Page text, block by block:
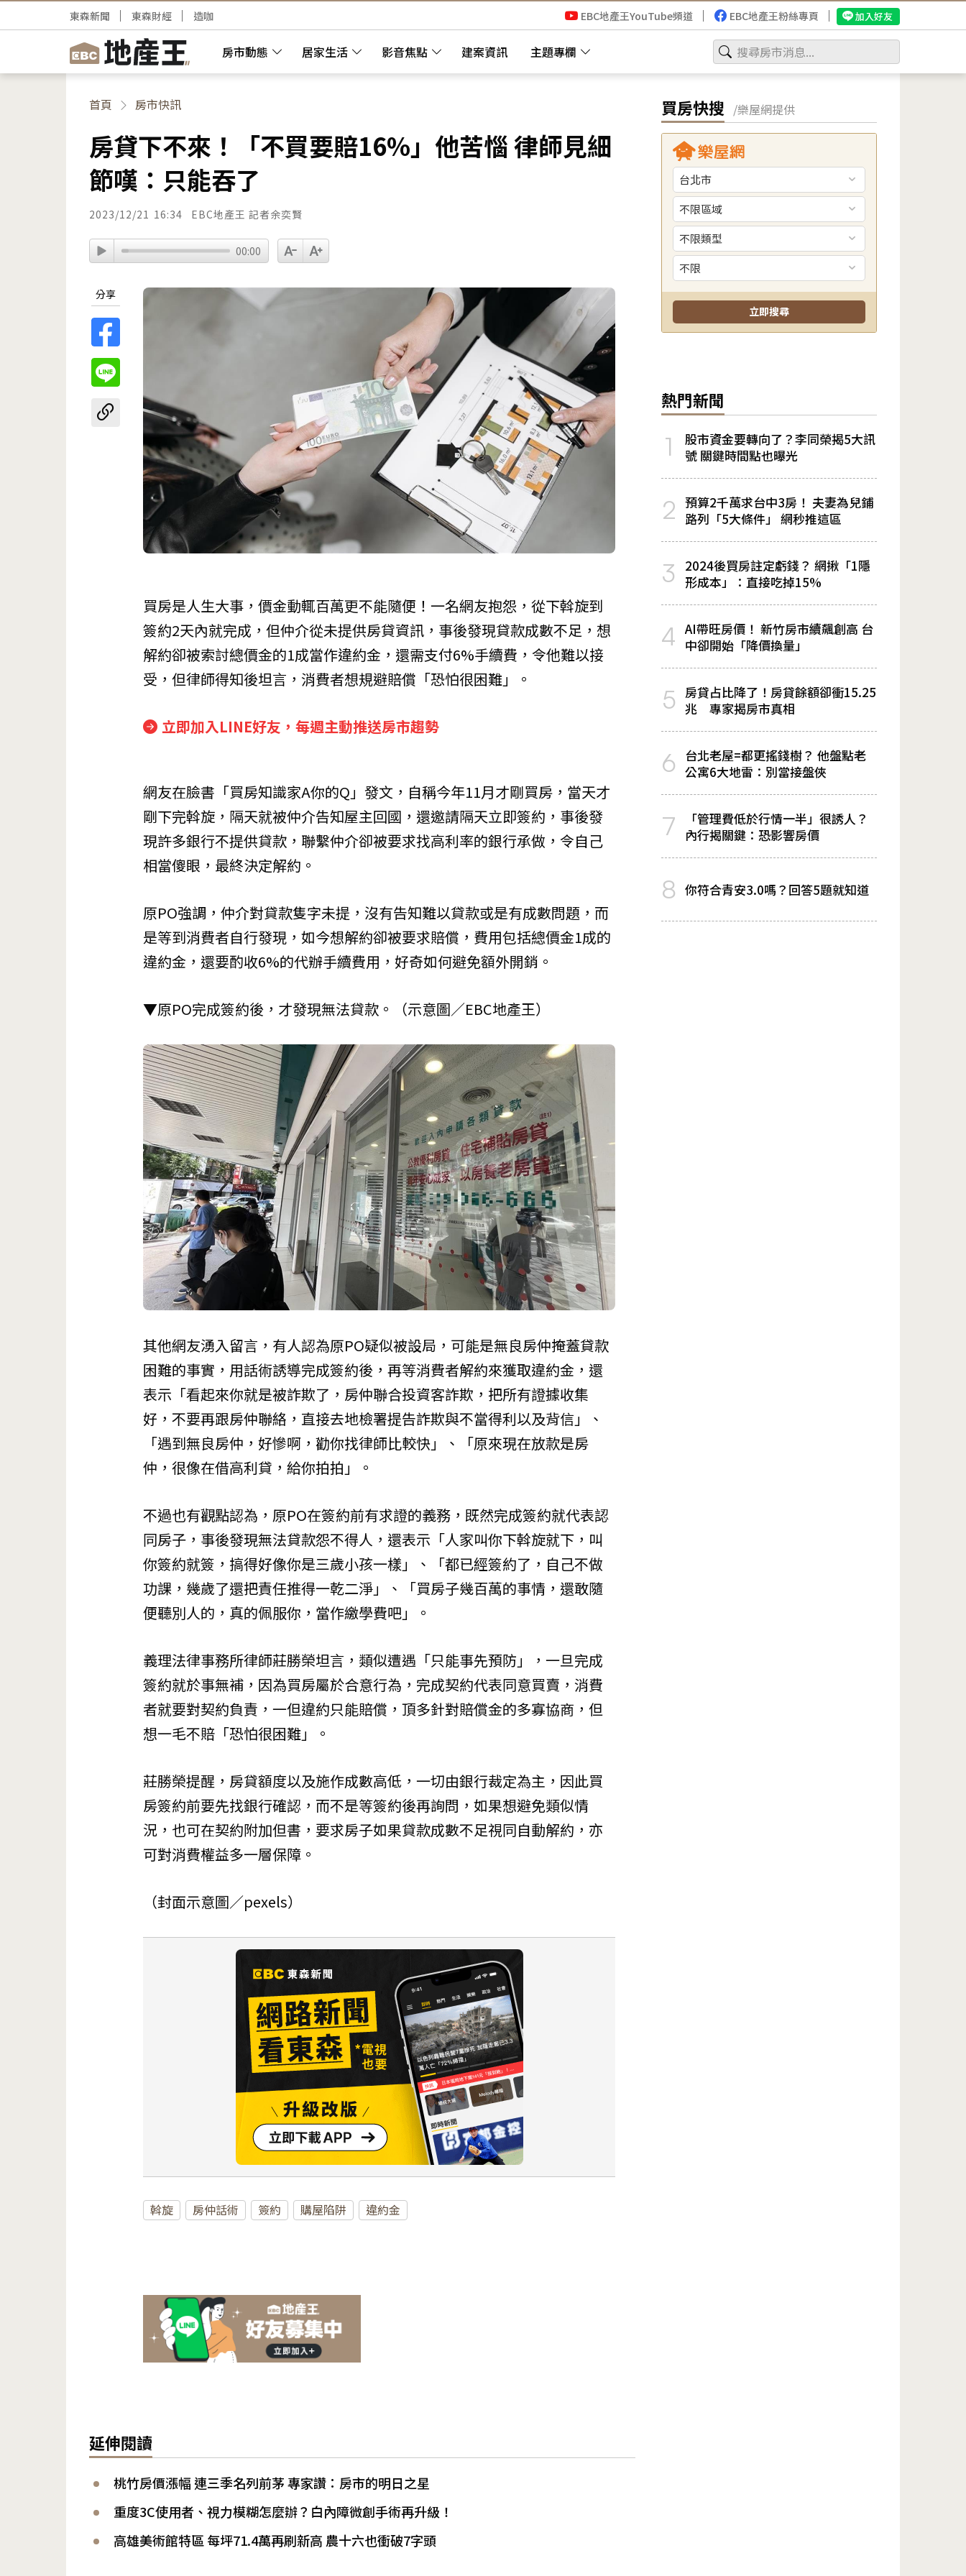
房市動態 居家生活 影音焦點 建案資訊 主題專欄
東森新聞 東森財經 造咖 EBC地產王YouTube頻道 EBC地產王粉絲專頁 加入好友
首頁 房市快訊
房貸下不來！「不買要賠16%」他苦惱 律師見細
節嘆：只能吞了
2023/12/21 16:34 EBC地產王 記者余奕賢
00:00
分享
買房是人生大事，價金動輒百萬更不能隨便！一名網友抱怨，從下斡旋到
簽約2天內就完成，但仲介從未提供房貸資訊，事後發現貸款成數不足，想
解約卻被索討總價金的1成當作違約金，還需支付6%手續費，令他難以接
受，但律師得知後坦言，消費者想規避賠償「恐怕很困難」。
立即加入LINE好友，每週主動推送房市趨勢
網友在臉書「買房知識家A你的Q」發文，自稱今年11月才剛買房，當天才
剛下完斡旋，隔天就被仲介告知屋主回國，還邀請隔天立即簽約，事後發
現許多銀行不提供貸款，聯繫仲介卻被要求找高利率的銀行承做，令自己
相當傻眼，最終決定解約。
原PO強調，仲介對貸款隻字未提，沒有告知難以貸款或是有成數問題，而
是等到消費者自行發現，如今想解約卻被要求賠償，費用包括總價金1成的
違約金，還要酌收6%的代辦手續費用，好奇如何避免額外開銷。
▼原PO完成簽約後，才發現無法貸款。（示意圖／EBC地產王）
其他網友湧入留言，有人認為原PO疑似被設局，可能是無良房仲掩蓋貸款
困難的事實，用話術誘導完成簽約後，再等消費者解約來獲取違約金，還
表示「看起來你就是被詐欺了，房仲聯合投資客詐欺，把所有證據收集
好，不要再跟房仲聯絡，直接去地檢署提告詐欺與不當得利以及背信」、
「遇到無良房仲，好慘啊，勸你找律師比較快」、「原來現在放款是房
仲，很像在借高利貸，給你拍拍」。
不過也有觀點認為，原PO在簽約前有求證的義務，既然完成簽約就代表認
同房子，事後發現無法貸款怨不得人，還表示「人家叫你下斡旋就下，叫
你簽約就簽，搞得好像你是三歲小孩一樣」、「都已經簽約了，自己不做
功課，幾歲了還把責任推得一乾二淨」、「買房子幾百萬的事情，還敢隨
便聽別人的，真的佩服你，當作繳學費吧」。
義理法律事務所律師莊勝榮坦言，類似遭遇「只能事先預防」，一旦完成
簽約就於事無補，因為買房屬於合意行為，完成契約代表同意買賣，消費
者就要對契約負責，一但違約只能賠償，頂多針對賠償金的多寡協商，但
想一毛不賠「恐怕很困難」。
莊勝榮提醒，房貸額度以及施作成數高低，一切由銀行裁定為主，因此買
房簽約前要先找銀行確認，而不是等簽約後再詢問，如果想避免類似情
況，也可在契約附加但書，要求房子如果貸款成數不足視同自動解約，亦
可對消費權益多一層保障。
（封面示意圖／pexels）
斡旋 房仲話術 簽約 購屋陷阱 違約金
延伸閱讀
桃竹房價漲幅 連三季名列前茅 專家讚：房市的明日之星
重度3C使用者、視力模糊怎麼辦？白內障微創手術再升級！
高雄美術館特區 每坪71.4萬再刷新高 農十六也衝破7字頭
買房快搜 /樂屋網提供
熱門新聞
1
股市資金要轉向了？李同榮揭5大訊
號 關鍵時間點也曝光
2 預算2千萬求台中3房！ 夫妻為兒鋪
路列「5大條件」 網秒推這區
3
2024後買房註定虧錢？ 網揪「1隱
形成本」：直接吃掉15%
4 AI帶旺房價！ 新竹房市續飆創高 台
中卻開始「降價換量」
5 房貸占比降了！房貸餘額卻衝15.25
兆 專家揭房市真相
6
台北老屋=都更搖錢樹？ 他盤點老
公寓6大地雷：別當接盤俠
7
「管理費低於行情一半」很誘人？
內行揭關鍵：恐影響房價
8 你符合青安3.0嗎？回答5題就知道